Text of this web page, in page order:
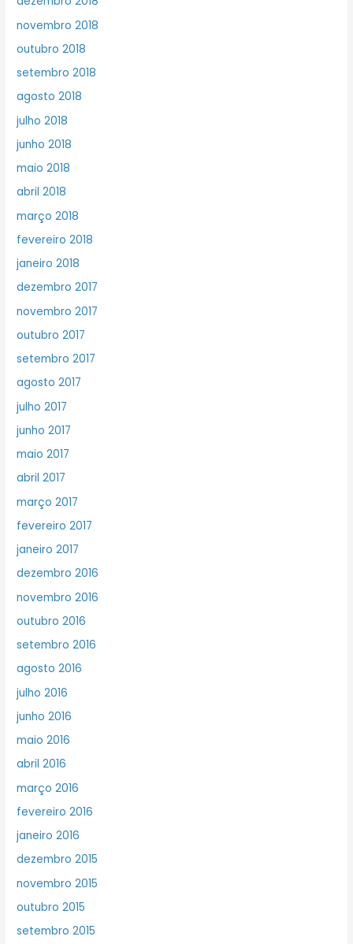
novembro 2018
outubro 2018
setembro 2018
agosto 2018
julho 2018
junho 2018
maio 2018
abril 2018
março 2018
fevereiro 2018
janeiro 2018
dezembro 2017
novembro 2017
outubro 2017
setembro 2017
agosto 2017
julho 2017
junho 2017
maio 2017
abril 2017
março 2017
fevereiro 2017
janeiro 2017
dezembro 2016
novembro 2016
outubro 2016
setembro 2016
agosto 2016
julho 2016
junho 2016
maio 2016
abril 2016
março 2016
fevereiro 2016
janeiro 2016
dezembro 2015
novembro 2015
outubro 2015
setembro 2015